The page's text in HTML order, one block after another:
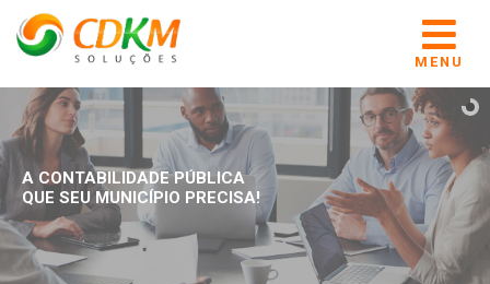
MENU
A CONTABILIDADE PÚBLICA
QUE SEU MUNICÍPIO PRECISA!